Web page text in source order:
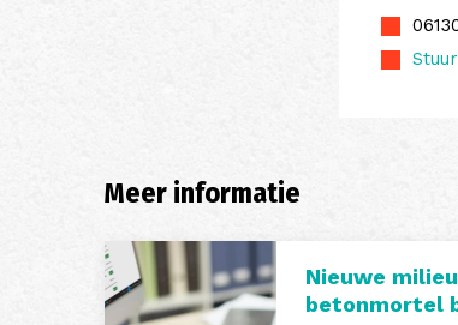
Meer informatie
Nieuwe
betonmortel